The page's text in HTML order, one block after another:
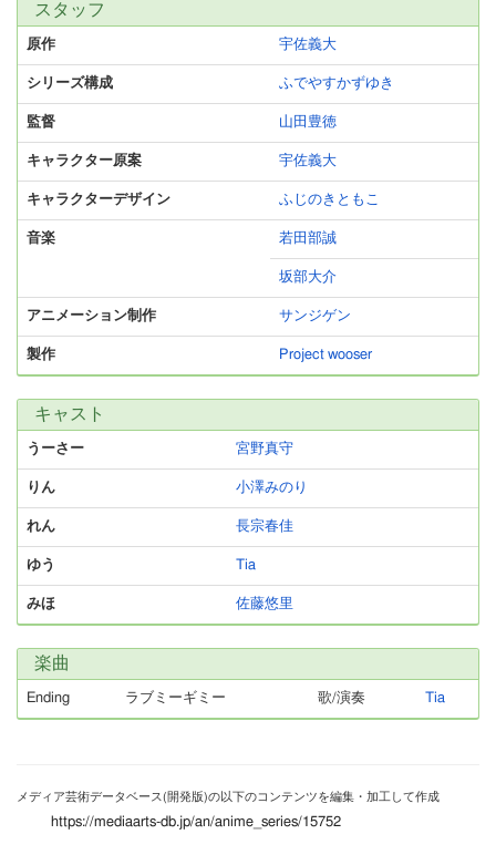
スタッフ
原作 宇佐義大
シリーズ構成 ふでやすかずゆき
監督 山田豊徳
キャラクター原案 宇佐義大
キャラクターデザイン ふじのきともこ
音楽 若田部誠
坂部大介
アニメーション制作 サンジゲン
製作 Project wooser
キャスト
うーさー 宮野真守
りん 小澤みのり
れん 長宗春佳
ゆう Tia
みほ 佐藤悠里
楽曲
Ending ラブミーギミー 歌/演奏 Tia
メディア芸術データベース(開発版)の以下のコンテンツを編集・加工して作成
https://mediaarts-db.jp/an/anime_series/15752